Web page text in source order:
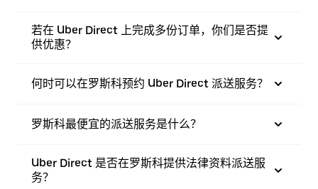
若在 Uber Direct 上完成多份订单，你们是否提
供优惠？
何时可以在罗斯科预约 Uber Direct 派送服务？
罗斯科最便宜的派送服务是什么？
Uber Direct 是否在罗斯科提供法律资料派送服
务？